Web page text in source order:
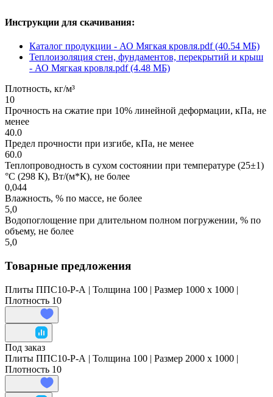
Инструкции для скачивания:
Каталог продукции - АО Мягкая кровля.pdf (40.54 МБ)
Теплоизоляция стен, фундаментов, перекрытий и крыш
- АО Мягкая кровля.pdf (4.48 МБ)
Плотность, кг/м³
10
Прочность на сжатие при 10% линейной деформации, кПа, не
менее
40.0
Предел прочности при изгибе, кПа, не менее
60.0
Теплопроводность в сухом состоянии при температуре (25±1)
°С (298 К), Вт/(м*К), не более
0,044
Влажность, % по массе, не более
5,0
Водопоглощение при длительном полном погружении, % по
объему, не более
5,0
Товарные предложения
Плиты ППС10-Р-А | Толщина 100 | Размер 1000 x 1000 |
Плотность 10
Под заказ
Плиты ППС10-Р-А | Толщина 100 | Размер 2000 x 1000 |
Плотность 10